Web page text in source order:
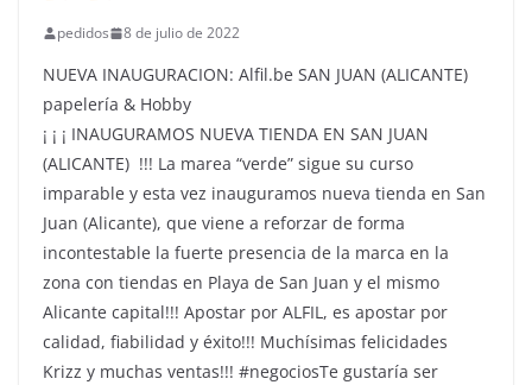
pedidos 8 de julio de 2022
NUEVA INAUGURACION: Alfil.be SAN JUAN (ALICANTE)
papelería & Hobby
¡ ¡ ¡ INAUGURAMOS NUEVA TIENDA EN SAN JUAN
(ALICANTE) !!! La marea “verde” sigue su curso
imparable y esta vez inauguramos nueva tienda en San
Juan (Alicante), que viene a reforzar de forma
incontestable la fuerte presencia de la marca en la
zona con tiendas en Playa de San Juan y el mismo
Alicante capital!!! Apostar por ALFIL, es apostar por
calidad, fiabilidad y éxito!!! Muchísimas felicidades
Krizz y muchas ventas!!! #negociosTe gustaría ser